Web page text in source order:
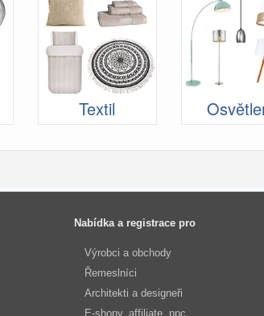
Textil
Nabídka a registrace pro
Výrobci a obchody
Řemeslníci
Architekti a designeři
E-shopy, affiliate, ppc